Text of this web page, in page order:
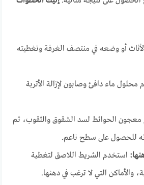
أو وضعه في منتصف الغرفة وتغطيته
محلول ماء دافئ وصابون لإزالة الأتربة
الحوائط لسد الشقوق والثقوب، ثم
للحصول على سطح ناعم.
استخدم الشريط اللاصق لتغطية
والأماكن التي لا ترغب في دهنها.